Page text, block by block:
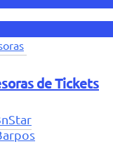
de Tickets